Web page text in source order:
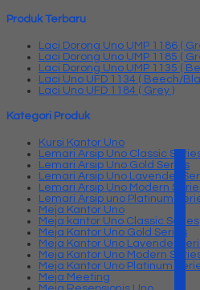
Produk Terbaru
Laci Dorong Uno UMP 1186 (
Laci Dorong Uno UMP 1185 (
Laci Dorong Uno UMP 1135 (
Laci Uno UFD 1134 ( Beech/
Laci Uno UFD 1184 ( Grey )
Kategori Produk
Kursi Kantor Uno
Lemari Arsip Uno Classic
Lemari Arsip Uno Gold Series
Lemari Arsip Uno Lavender
Lemari Arsip Uno Modern
Lemari Arsip uno Platinum
Meja Kantor Uno
Meja kantor Uno Classic Series
Meja Kantor Uno Gold Series
Meja Kantor Uno Lavender
Meja Kantor Uno Modern
Meja Kantor Uno Platinum
Meja Meeting